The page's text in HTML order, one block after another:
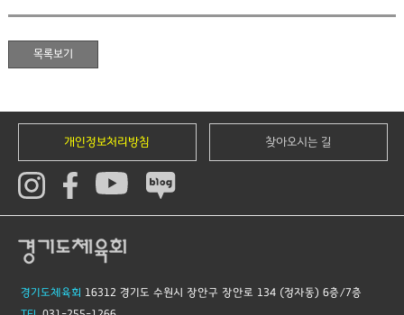
개인정보처리방침 찾아오시는 길
경기도체육회 16312 경기도 수원시 장안구 장안로 134 (정자동) 6층/7층